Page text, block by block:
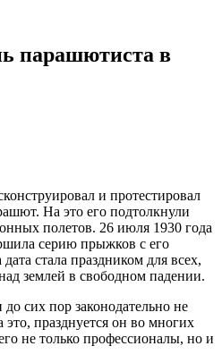
парашютиста в
и протестировал
На это его подтолкнули
полетов. 26 июля 1930 года
серию прыжков с его
стала праздником для всех,
землей в свободном падении.
сих пор законодательно не
празднуется он во многих
не только профессионалы, но и